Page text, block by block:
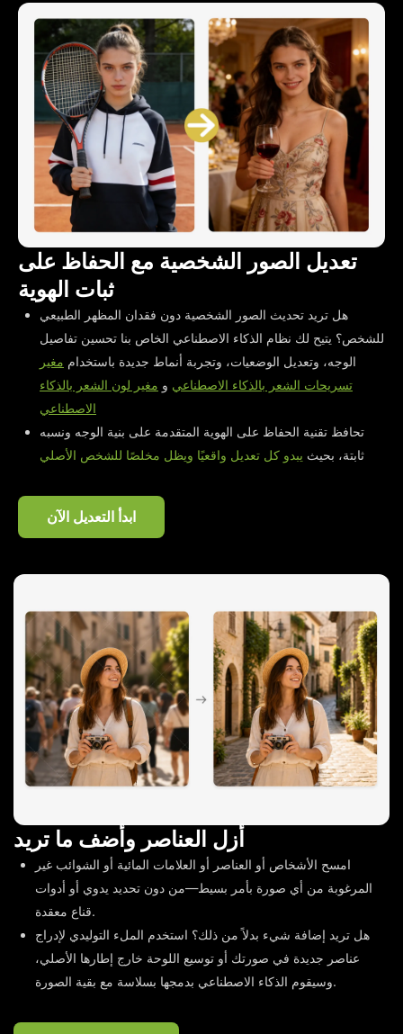
تعديل الصور الشخصية مع الحفاظ على
ثبات الهوية
هل تريد تحديث الصور الشخصية دون فقدان المظهر الطبيعي
للشخص؟ يتيح لك نظام الذكاء الاصطناعي الخاص بنا تحسين تفاصيل
الوجه، وتعديل الوضعيات، وتجربة أنماط جديدة باستخدام مغير
تسريحات الشعر بالذكاء الاصطناعي و مغير لون الشعر بالذكاء
الاصطناعي
تحافظ تقنية الحفاظ على الهوية المتقدمة على بنية الوجه ونسبه
ثابتة، بحيث يبدو كل تعديل واقعيًا ويظل مخلصًا للشخص الأصلي
ابدأ التعديل الآن
أزل العناصر وأضف ما تريد
امسح الأشخاص أو العناصر أو العلامات المائية أو الشوائب غير
المرغوبة من أي صورة بأمر بسيط—من دون تحديد يدوي أو أدوات
قناع معقدة.
هل تريد إضافة شيء بدلاً من ذلك؟ استخدم الملء التوليدي لإدراج
عناصر جديدة في صورتك أو توسيع اللوحة خارج إطارها الأصلي،
وسيقوم الذكاء الاصطناعي بدمجها بسلاسة مع بقية الصورة.